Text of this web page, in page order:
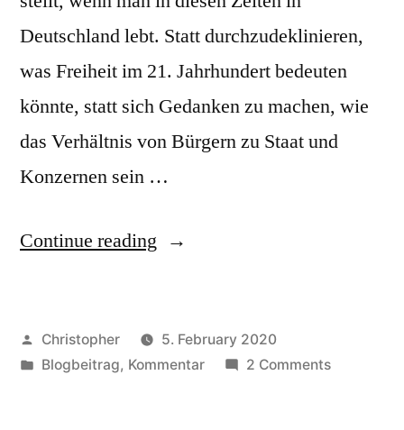
Deutschland lebt. Statt durchzudeklinieren,
was Freiheit im 21. Jahrhundert bedeuten
könnte, statt sich Gedanken zu machen, wie
das Verhältnis von Bürgern zu Staat und
Konzernen sein …
Continue reading “Tschüss
FDP”
Posted
by
Christopher
5. February 2020
Posted
Blogbeitrag, Kommentar 2 Commentson